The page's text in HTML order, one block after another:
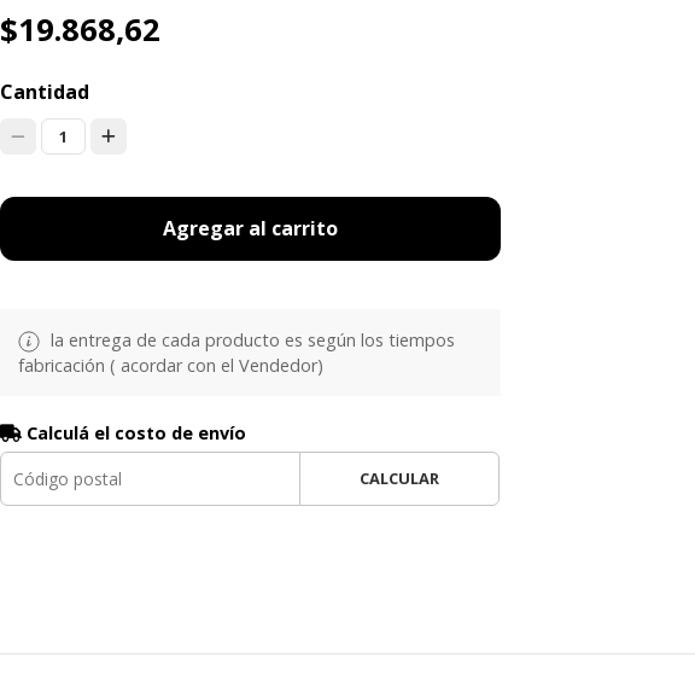
$19.868,62
Cantidad
1
Agregar al carrito
la entrega de cada producto es según los tiempos
fabricación ( acordar con el Vendedor)
Calculá el costo de envío
CALCULAR